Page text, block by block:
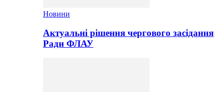
Новини
Актуальні рішення чергового засідання
Ради ФЛАУ